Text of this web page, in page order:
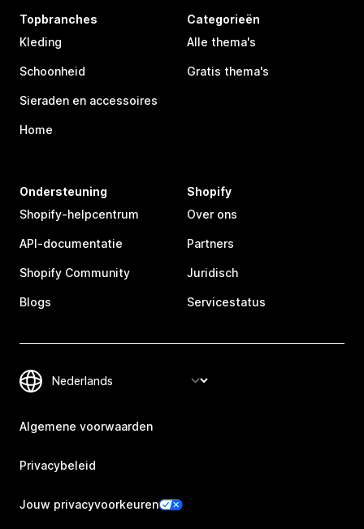
Topbranches
Kleding
Schoonheid
Sieraden en accessoires
Home
Categorieën
Alle thema's
Gratis thema's
Ondersteuning
Shopify-helpcentrum
API-documentatie
Shopify Community
Blogs
Shopify
Over ons
Partners
Juridisch
Servicestatus
Algemene voorwaarden
Privacybeleid
Jouw privacyvoorkeuren